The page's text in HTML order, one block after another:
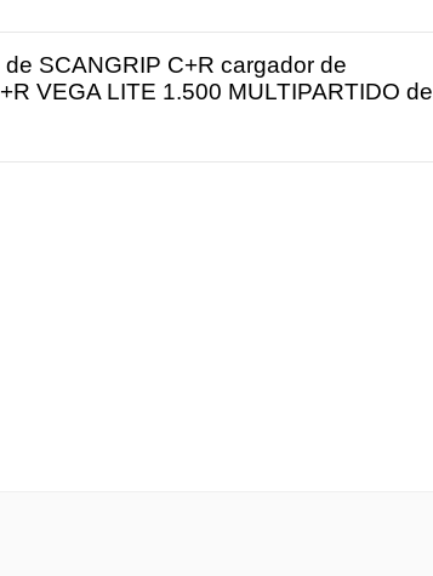
SCANGRIP C+R cargador de
VEGA LITE 1.500 MULTIPARTIDO de